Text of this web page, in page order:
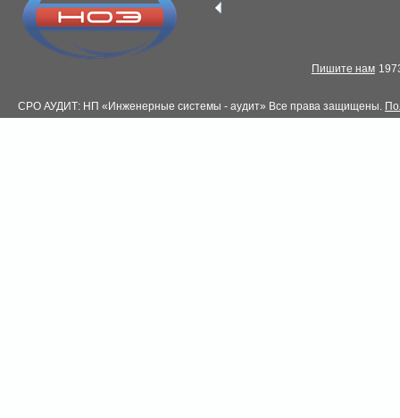
СРО АУДИТ: НП «Инженерные системы - аудит» Все права защищены.
Пишите нам